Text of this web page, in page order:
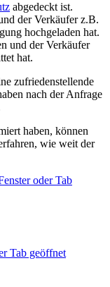
abgedeckt ist.
der Verkäufer z.B.
hochgeladen hat.
und der Verkäufer
hat.
zufriedenstellende
nach der Anfrage
haben, können
wie weit der
oder Tab
Tab geöffnet